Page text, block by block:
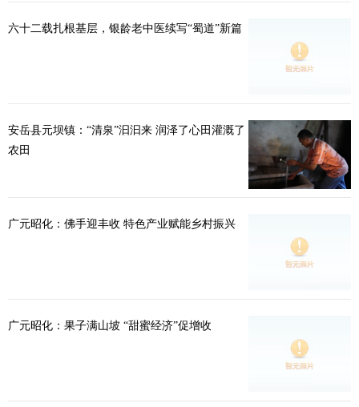
六十二载扎根基层，银龄老中医续写“蜀道”新篇
安岳县元坝镇：“清泉”汩汩来 润泽了心田灌溉了
农田
广元昭化：佛手迎丰收 特色产业赋能乡村振兴
广元昭化：果子满山坡 “甜蜜经济”促增收